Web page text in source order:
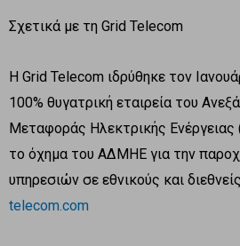
Σχετικά με τη Grid Telecom
Η Grid Telecom ιδρύθηκε τον
100% θυγατρική εταιρεία του
Μεταφοράς Ηλεκτρικής
το όχημα του ΑΔΜΗΕ για την
υπηρεσιών σε εθνικούς και
telecom.com